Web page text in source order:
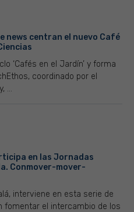
news centran el nuevo Café
‘Cafés en el Jardín’ y forma
coordinado por el
...
en las Jornadas
Conmover-mover-
interviene en esta serie de
fomentar el intercambio de los